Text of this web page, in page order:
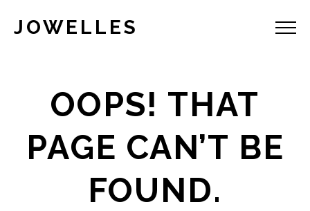
JOWELLES
OOPS! THAT
PAGE CAN’T BE
FOUND.